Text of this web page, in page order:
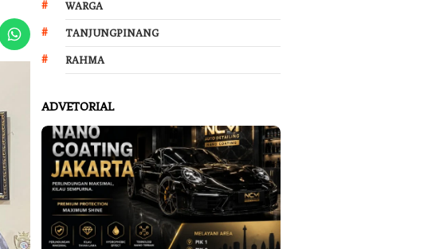
WARGA
TANJUNGPINANG
RAHMA
ADVETORIAL